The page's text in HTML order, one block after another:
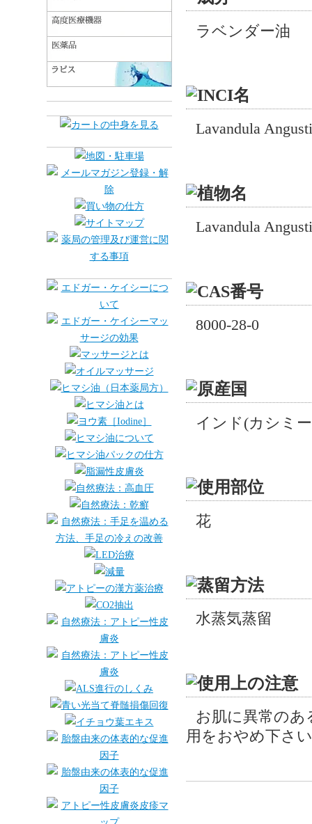
ラベンダー油
Lavandula
Lavandula
8000-28-0
インド(カシミ
花
水蒸気蒸留
お肌に異常のあ
用をおやめ下さ